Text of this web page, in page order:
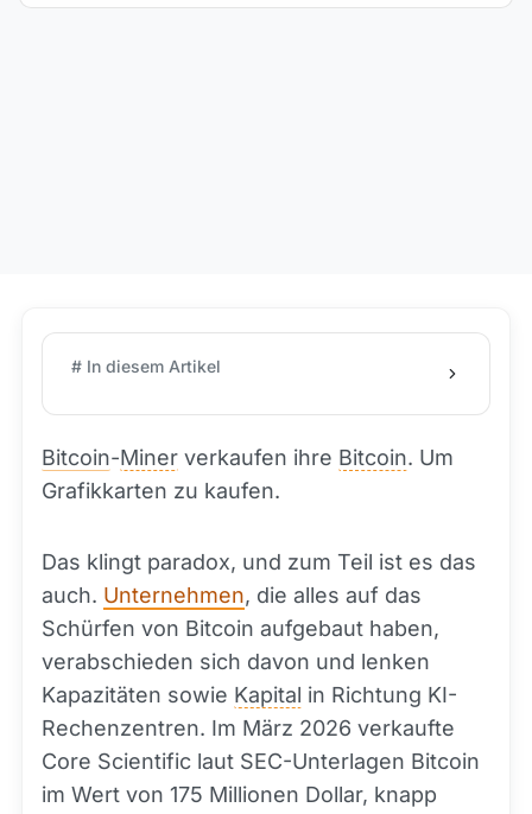
# In diesem Artikel
Bitcoin-Miner verkaufen ihre Bitcoin. Um
Grafikkarten zu kaufen.
Das klingt paradox, und zum Teil ist es das
auch. Unternehmen, die alles auf das
Schürfen von Bitcoin aufgebaut haben,
verabschieden sich davon und lenken
Kapazitäten sowie Kapital in Richtung KI-
Rechenzentren. Im März 2026 verkaufte
Core Scientific laut SEC-Unterlagen Bitcoin
im Wert von 175 Millionen Dollar, knapp